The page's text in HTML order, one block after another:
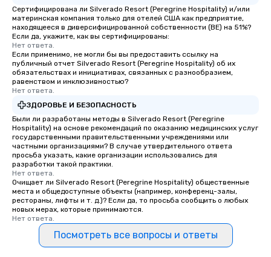
Сертифицирована ли Silverado Resort (Peregrine Hospitality) и/или
материнская компания только для отелей США как предприятие,
находящееся в диверсифицированной собственности (BE) на 51%?
Если да, укажите, как вы сертифицированы:
Нет ответа.
Если применимо, не могли бы вы предоставить ссылку на
публичный отчет Silverado Resort (Peregrine Hospitality) об их
обязательствах и инициативах, связанных с разнообразием,
равенством и инклюзивностью?
Нет ответа.
ЗДОРОВЬЕ И БЕЗОПАСНОСТЬ
Были ли разработаны методы в Silverado Resort (Peregrine
Hospitality) на основе рекомендаций по оказанию медицинских услуг
государственными правительственными учреждениями или
частными организациями? В случае утвердительного ответа
просьба указать, какие организации использовались для
разработки такой практики.
Нет ответа.
Очищает ли Silverado Resort (Peregrine Hospitality) общественные
места и общедоступные объекты (например, конференц-залы,
рестораны, лифты и т. д.)? Если да, то просьба сообщить о любых
новых мерах, которые принимаются.
Нет ответа.
Посмотреть все вопросы и ответы